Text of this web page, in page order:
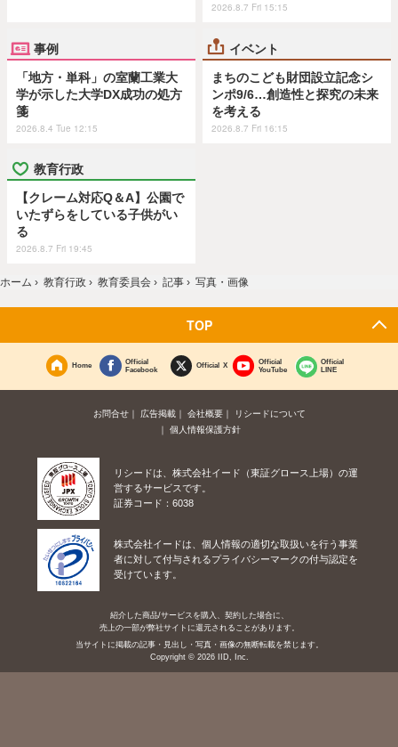
2026.8.7 Fri 15:15
事例
「地方・単科」の室蘭工業大
学が示した大学DX成功の処方
箋
2026.8.4 Tue 12:15
イベント
まちのこども財団設立記念シ
ンポ9/6…創造性と探究の未来
を考える
2026.8.7 Fri 16:15
教育行政
【クレーム対応Q＆A】公園で
いたずらをしている子供がい
る
2026.8.7 Fri 19:45
ホーム › 教育行政 › 教育委員会 › 記事 › 写真・画像
TOP
Home
Official
Facebook
Official X
Official
YouTube
Official
LINE
お問合せ 広告掲載 会社概要
リシードについて
個人情報保護方針
リシードは、株式会社イード（東証グロース上場）の運
営するサービスです。
証券コード：6038
株式会社イードは、個人情報の適切な取扱いを行う事業
者に対して付与されるプライバシーマークの付与認定を
受けています。
紹介した商品/サービスを購入、契約した場合に、
売上の一部が弊社サイトに還元されることがあります。
当サイトに掲載の記事・見出し・写真・画像の無断転載を禁じます。
Copyright © 2026 IID, Inc.